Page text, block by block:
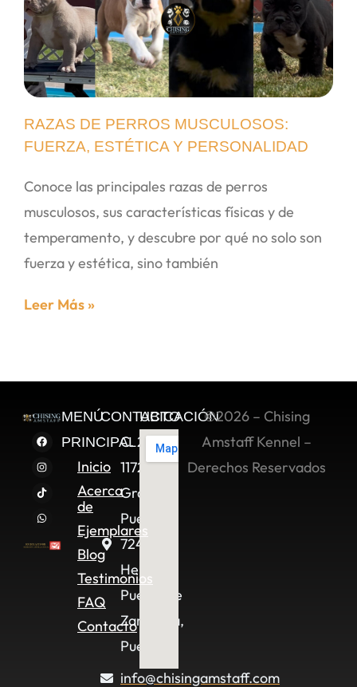
RAZAS DE PERROS MUSCULOSOS:
FUERZA, ESTÉTICA Y PERSONALIDAD
Conoce las principales razas de perros
musculosos, sus características físicas y de
temperamento, y descubre por qué no solo son
fuerza y estética, sino también
Leer Más »
MENÚ
PRINCIPAL
Inicio
Acerca
de
Ejemplares
Blog
Testimonios
FAQ
Contacto
CONTACTO
C. 2 Sur
11722,
Granjas
Puebla,
72490
Heroica
Puebla de
Zaragoza,
Pue.
info@chisingamstaff.com
UBICACIÓN©2026 – Chising
Amstaff Kennel –
Derechos Reservados